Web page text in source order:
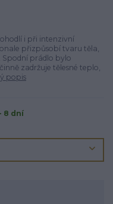
i při intenzivní
přizpůsobí tvaru těla,
Spodní prádlo bylo
zadržuje tělesné teplo,
popis
8 dní